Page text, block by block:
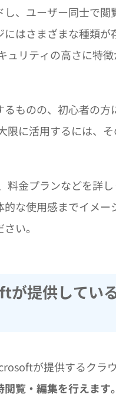
、ユーザー同士で
はさまざまな種類
ュリティの高さに特
ものの、初心者の
限に活用するには、
料金プランなどを詳
な使用感までイメ
い。
提供してい
が提供するクラ
覧・編集を行えます。